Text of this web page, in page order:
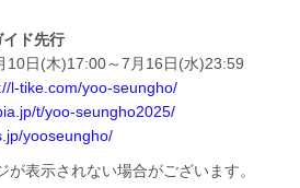
ド先行
10日(木)17:00～7月16日(水)23:59
l-tike.com/yoo-seungho/
t/yoo-seungho2025/
yooseungho/
表示されない場合がございます。